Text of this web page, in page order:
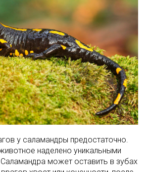
у саламандры предостаточно.
наделено уникальными
может оставить в зубах